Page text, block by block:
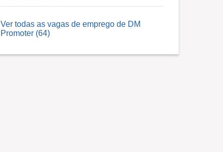
Ver todas as vagas de emprego de DM
Promoter (64)